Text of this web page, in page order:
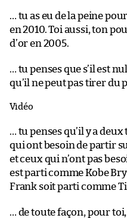
… tu as eu de la peine
en 2010. Toi aussi, ton
d’or en 2005.
… tu penses que s’il est
qu’il ne peut pas tirer du
Vidéo
… tu penses qu’il y a
qui ont besoin de partir
et ceux qui n’ont pas
est parti comme Kobe
Frank soit parti comme
… de toute façon, pour